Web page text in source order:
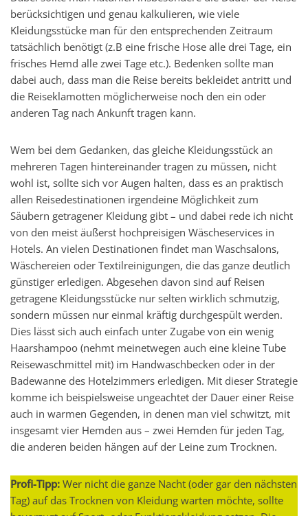
berücksichtigen und genau kalkulieren, wie viele
Kleidungsstücke man für den entsprechenden Zeitraum
tatsächlich benötigt (z.B eine frische Hose alle drei Tage, ein
frisches Hemd alle zwei Tage etc.). Bedenken sollte man
dabei auch, dass man die Reise bereits bekleidet antritt und
die Reiseklamotten möglicherweise noch den ein oder
anderen Tag nach Ankunft tragen kann.
Wem bei dem Gedanken, das gleiche Kleidungsstück an
mehreren Tagen hintereinander tragen zu müssen, nicht
wohl ist, sollte sich vor Augen halten, dass es an praktisch
allen Reisedestinationen irgendeine Möglichkeit zum
Säubern getragener Kleidung gibt – und dabei rede ich nicht
von den meist äußerst hochpreisigen Wäscheservices in
Hotels. An vielen Destinationen findet man Waschsalons,
Wäschereien oder Textilreinigungen, die das ganze deutlich
günstiger erledigen. Abgesehen davon sind auf Reisen
getragene Kleidungsstücke nur selten wirklich schmutzig,
sondern müssen nur einmal kräftig durchgespült werden.
Dies lässt sich auch einfach unter Zugabe von ein wenig
Haarshampoo (nehmt meinetwegen auch eine kleine Tube
Reisewaschmittel mit) im Handwaschbecken oder in der
Badewanne des Hotelzimmers erledigen. Mit dieser Strategie
komme ich beispielsweise ungeachtet der Dauer einer Reise
auch in warmen Gegenden, in denen man viel schwitzt, mit
insgesamt vier Hemden aus – zwei Hemden für jeden Tag,
die anderen beiden hängen auf der Leine zum Trocknen.
Profi-Tipp: Wer nicht die ganze Nacht (oder gar den nächsten
Tag) auf das Trocknen von Kleidung warten möchte, sollte